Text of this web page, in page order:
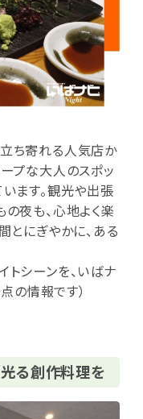
ち寄れる人気店か
プな大人のスポッ
ます。観光や出張
夜も、心地よく楽
とにぎやかに、ある
シーンを、いばナ
の情報です）
る創作料理を